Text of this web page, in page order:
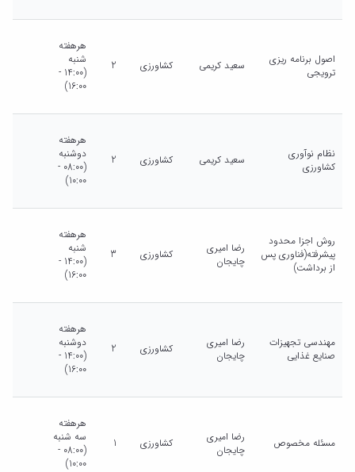
اصول برنامه ریزی
ترویجی
سعید کریمی کشاورزی 2
هرهفته
شنبه
(14:00 -
16:00)
نظام نوآوری
کشاورزی
سعید کریمی کشاورزی 2
هرهفته
دوشنبه
(08:00 -
10:00)
روش اجزا محدود
پیشرفته(فناوری پس
از برداشت)
رضا امیری
چایجان
کشاورزی 3
هرهفته
شنبه
(14:00 -
16:00)
مهندسی تجهیزات
صنایع غذایی
رضا امیری
چایجان
کشاورزی 2
هرهفته
دوشنبه
(14:00 -
16:00)
مسئله مخصوص
رضا امیری
چایجان
کشاورزی 1
هرهفته
سه شنبه
(08:00 -
10:00)